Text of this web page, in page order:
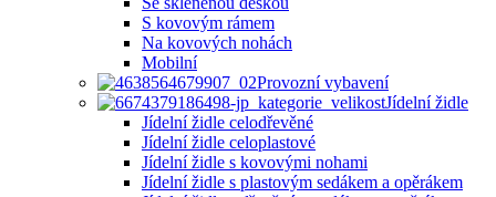
S kovovým rámem
Na kovových nohách
Mobilní
Provozní vybavení
Jídelní židle
Jídelní židle celodřevěné
Jídelní židle celoplastové
Jídelní židle s kovovými nohami
Jídelní židle s plastovým sedákem a opěrákem